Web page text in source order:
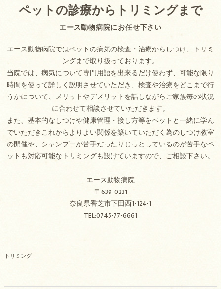
エース動物病院にお任せ下さい
ペットの診療からトリミングまで
エース動物病院ではペットの病気の検査・治療からしつけ、トリミ
ングまで取り扱っております。
当院では、病気について専門用語を出来るだけ使わず、可能な限り
時間を使って詳しく説明させていただき、検査や治療をどこまで行
うかについて、メリットやデメリットを話しながらご家族毎の状況
に合わせて相談させていただきます。
また、基本的なしつけや健康管理・接し方等をペットと一緒に学ん
でいただきこれからよりよい関係を築いていただく為のしつけ教室
の開催や、シャンプーが苦手だったりじっとしているのが苦手なペ
ットも対応可能なトリミングも設けていますので、ご相談下さい。
エース動物病院
〒639-0231
奈良県香芝市下田西1-124-1
TEL:0745-77-6661
トリミング